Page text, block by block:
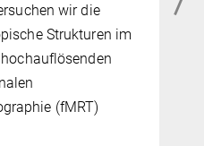
Modelle
und Anwendung
transversaler
für verschiedene
menschlichen
Feldstärke.